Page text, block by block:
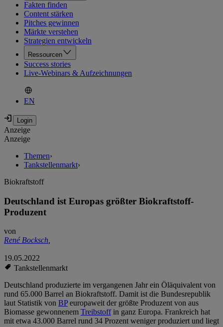
Fakten finden
Content stärken
Pitches gewinnen
Märkte verstehen
Strategien entwickeln
Ressourcen
Success stories
Live-Webinars & Aufzeichnungen
EN
Anzeige
Anzeige
Themen›
Tankstellenmarkt›
Biokraftstoff
Deutschland ist Europas größter Biokraftstoff-
Produzent
von
René Bocksch,
19.05.2022
Tankstellenmarkt
Deutschland produzierte im vergangenen Jahr ein Öläquivalent von
rund 65.000 Barrel an Biokraftstoff. Damit ist die Bundesrepublik
laut Statistik von BPeuropaweit der größte Produzent von aus
Biomasse gewonnenem Treibstoffin ganz Europa. Frankreich hat
mit etwa 43.000 Barrel rund 34 Prozent weniger produziert und liegt